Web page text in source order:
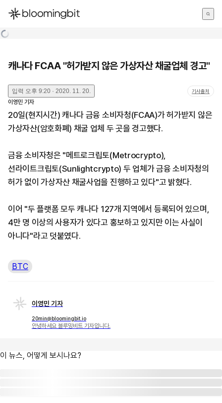
한국어
캐나다 FCAA "허가받지 않은 가상자산 채굴업체 경고"
입력 오후 9:20 · 2020. 11. 20. 기사출처
이영민 기자
20일(현지시간) 캐나다 금융 소비자청(FCAA)가 허가받지 않은
가상자산(암호화폐) 채굴 업체 두 곳을 경고했다.
금융 소비자청은 "메트로크립토(Metrocrypto),
선라이트크립토(Sunlightcrypto) 두 업체가 금융 소비자청의
허가 없이 가상자산 채굴사업을 진행하고 있다"고 밝혔다.
이어 "두 플랫폼 모두 캐나다 127개 지역에서 등록되어 있으며,
4만 명 이상의 사용자가 있다고 홍보하고 있지만 이는 사실이
아니다"라고 덧붙였다.
BTC
이영민 기자
20min@bloomingbit.io
안녕하세요 블루밍비트 기자입니다.
이 뉴스, 어떻게 보시나요?